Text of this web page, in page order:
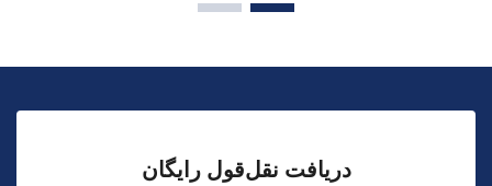
دریافت نقل‌قول رایگان